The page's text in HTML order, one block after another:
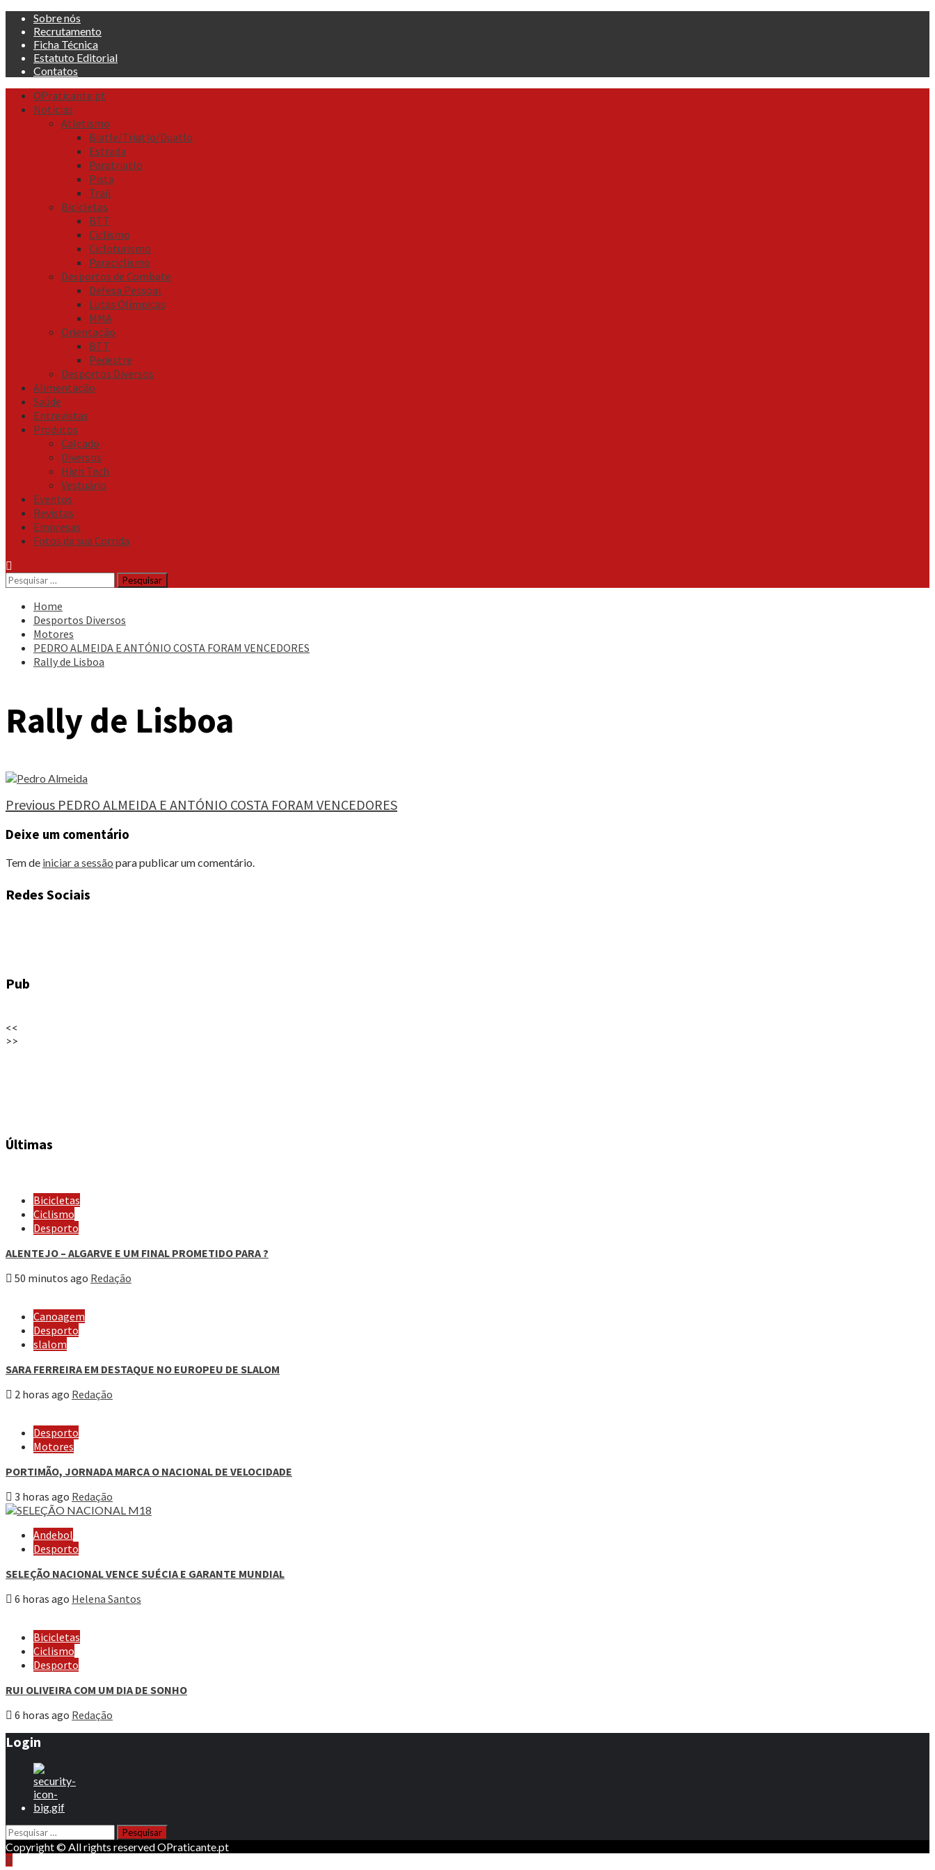
Skip
content
Sobre nós
Recrutamento
Ficha Técnica
Estatuto Editorial
Contatos
Primary
Menu
OPraticante.pt
Noticias
Atletismo
Biatle/Triatlo/Duatlo
Estrada
Paratriatlo
Pista
Trail
Bicicletas
BTT
Ciclismo
Cicloturismo
Paraciclismo
Desportos de Combate
Defesa Pessoal
Lutas Olímpicas
MMA
Orientação
BTT
Pedestre
Desportos Diversos
Alimentação
Saúde
Entrevistas
Produtos
Calçado
Diversos
High Tech
Vestuário
Eventos
Revistas
Empresas
Fotos da sua Corrida
Pesquisar
por:
Home
Desportos Diversos
Motores
PEDRO ALMEIDA E ANTÓNIO COSTA FORAM VENCEDORES
Rally de Lisboa
Rally de Lisboa
Continue
Reading
Previous PEDRO ALMEIDA E ANTÓNIO COSTA FORAM VENCEDORES
Deixe um comentário
Tem de iniciar a sessão para publicar um comentário.
Redes Sociais
Pub
<<
>>
Últimas
Bicicletas
Ciclismo
Desporto
ALENTEJO – ALGARVE E UM FINAL PROMETIDO PARA ?
50 minutos ago Redação
Canoagem
Desporto
slalom
SARA FERREIRA EM DESTAQUE NO EUROPEU DE SLALOM
2 horas ago Redação
Desporto
Motores
PORTIMÃO, JORNADA MARCA O NACIONAL DE VELOCIDADE
3 horas ago Redação
Andebol
Desporto
SELEÇÃO NACIONAL VENCE SUÉCIA E GARANTE MUNDIAL
6 horas ago Helena Santos
Bicicletas
Ciclismo
Desporto
RUI OLIVEIRA COM UM DIA DE SONHO
6 horas ago Redação
Login
Pesquisar
por:
Copyright © All rights reserved OPraticante.pt